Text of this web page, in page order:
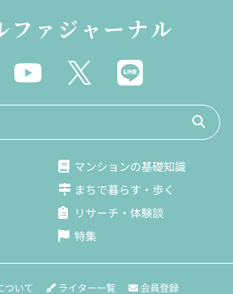
マンションの基礎知識
まちで暮らす・歩く
リサーチ・体験談
特集
ついて ライター一覧 会員登録